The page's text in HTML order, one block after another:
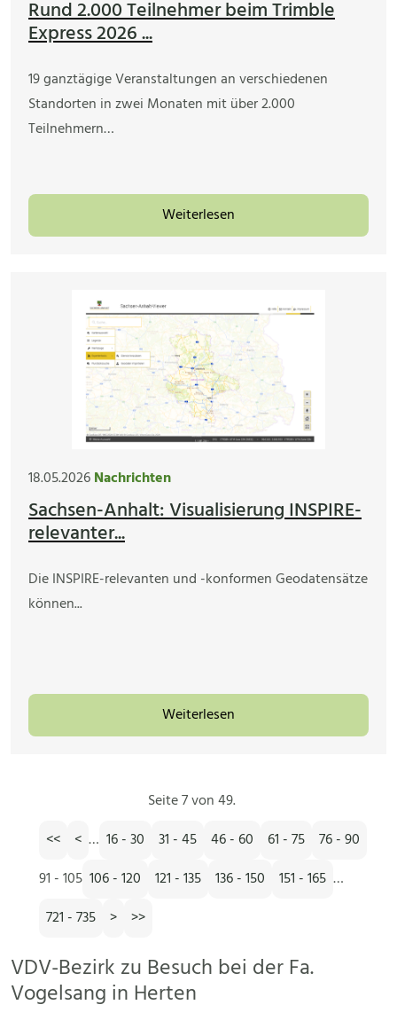
Rund 2.000 Teilnehmer beim Trimble
Express 2026 ...
19 ganztägige Veranstaltungen an verschiedenen
Standorten in zwei Monaten mit über 2.000
Teilnehmern…
Weiterlesen
18.05.2026Nachrichten
Sachsen-Anhalt: Visualisierung INSPIRE-
relevanter...
Die INSPIRE-relevanten und -konformen Geodatensätze
können...
Weiterlesen
Seite 7 von 49.
<<
< … 16 - 30 31 - 45 46 - 60 61 - 75
76 - 90
91 - 105 106 - 120 121 - 135 136 - 150 151 - 165 …
721 - 735
> >>
VDV-Bezirk zu Besuch bei der Fa.
Vogelsang in Herten